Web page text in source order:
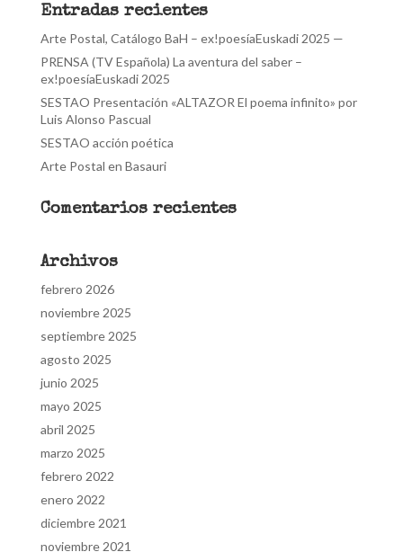
Entradas recientes
Arte Postal, Catálogo BaH – ex!poesíaEuskadi 2025 —
PRENSA (TV Española) La aventura del saber –
ex!poesíaEuskadi 2025
SESTAO Presentación «ALTAZOR El poema infinito» por
Luis Alonso Pascual
SESTAO acción poética
Arte Postal en Basauri
Comentarios recientes
Archivos
febrero 2026
noviembre 2025
septiembre 2025
agosto 2025
junio 2025
mayo 2025
abril 2025
marzo 2025
febrero 2022
enero 2022
diciembre 2021
noviembre 2021